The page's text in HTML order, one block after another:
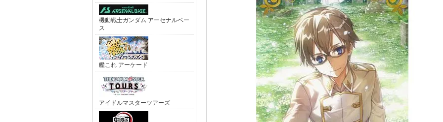
機動戦士ガンダム アーセナルベー
ス
艦これ アーケード
アイドルマスターツアーズ